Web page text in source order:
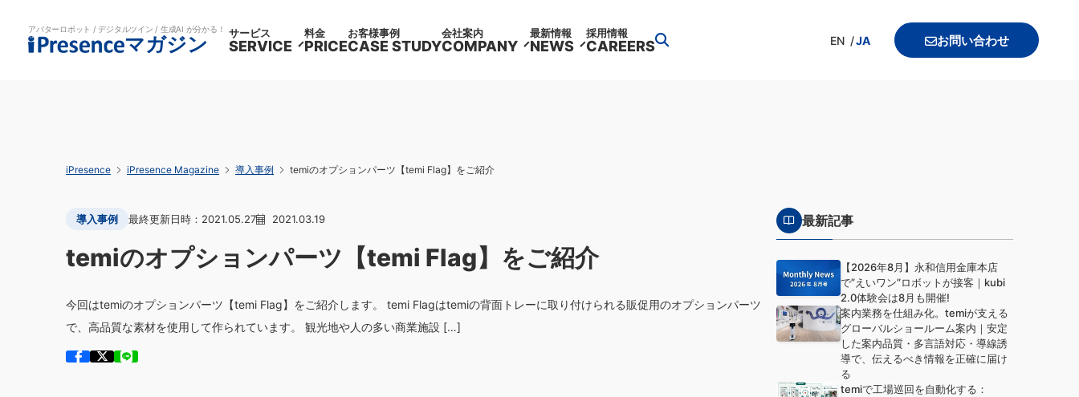
アバターロボット / デジタルツイン / 生成AI が分かる！
マガジン サービス
SERVICE
料金
PRICE
お客様事例
CASE STUDY
会社案内
COMPANY
最新情報
NEWS
採用情報
CAREERS EN JA お問い合わせ
iPresence iPresence Magazine 導入事例 temiのオプションパーツ【temi Flag】をご紹介
導入事例 2021.05.27 2021.03.19
temiのオプションパーツ【temi Flag】をご紹介
今回はtemiのオプションパーツ【temi Flag】をご紹介します。 temi Flagはtemiの背面トレーに取り付けられる販促用のオプションパーツ
で、高品質な素材を使用して作られています。 観光地や人の多い商業施設 […]
最新記事
【2026年8月】永和信用金庫本店
で”えいワン”ロボットが接客｜kubi
2.0体験会は8月も開催!
案内業務を仕組み化。temiが支える
グローバルショールーム案内｜安定
した案内品質・多言語対応・導線誘
導で、伝えるべき情報を正確に届け
る
temiで工場巡回を自動化する：